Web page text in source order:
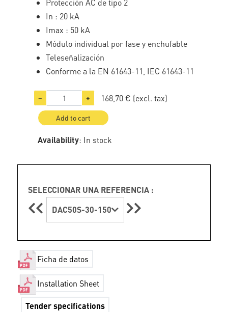
Protección AC de tipo 2
In : 20 kA
Imax : 50 kA
Módulo individual por fase y enchufable
Teleseñalización
Conforme a la EN 61643-11, IEC 61643-11
− + 168,70 € (excl. tax)
Add to cart
Availability: In stock
SELECCIONAR UNA REFERENCIA :
DAC50S-30-150
Ficha de datos
Installation Sheet
Tender specifications